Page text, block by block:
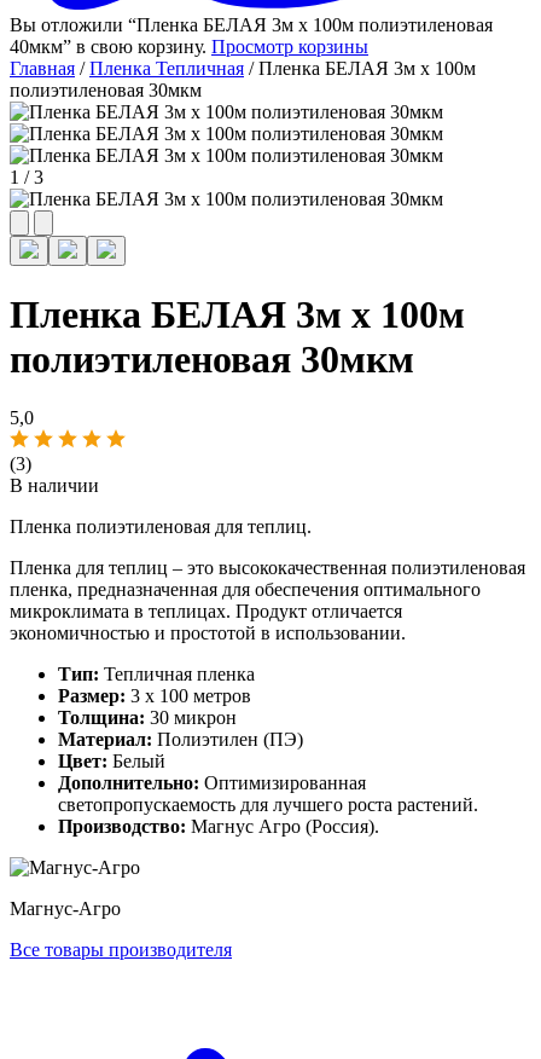
Вы отложили “Пленка БЕЛАЯ 3м х 100м полиэтиленовая
40мкм” в свою корзину. Просмотр корзины
Главная /Пленка Тепличная / Пленка БЕЛАЯ 3м х 100м
полиэтиленовая 30мкм
1 /3
Пленка БЕЛАЯ 3м х 100м
полиэтиленовая 30мкм
5,0
(3)
В наличии
Пленка полиэтиленовая для теплиц.
Пленка для теплиц – это высококачественная полиэтиленовая
пленка, предназначенная для обеспечения оптимального
микроклимата в теплицах. Продукт отличается
экономичностью и простотой в использовании.
Тип: Тепличная пленка
Размер: 3 х 100 метров
Толщина: 30 микрон
Материал: Полиэтилен (ПЭ)
Цвет: Белый
Дополнительно: Оптимизированная
светопропускаемость для лучшего роста растений.
Производство: Магнус Агро (Россия).
Магнус-Агро
Все товары производителя